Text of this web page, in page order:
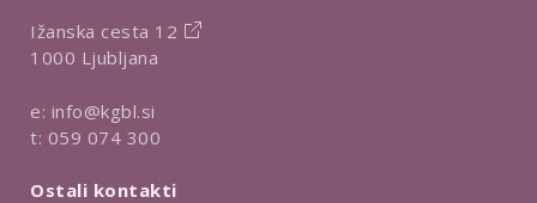
Ižanska cesta 12
1000 Ljubljana
e: info@kgbl.si
t: 059 074 300
Ostali kontakti